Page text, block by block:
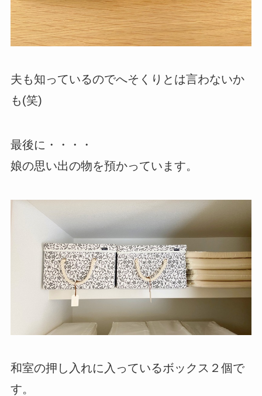
夫も知っているのでへそくりとは言わないか
も(笑)
最後に・・・・
娘の思い出の物を預かっています。
和室の押し入れに入っているボックス２個で
す。